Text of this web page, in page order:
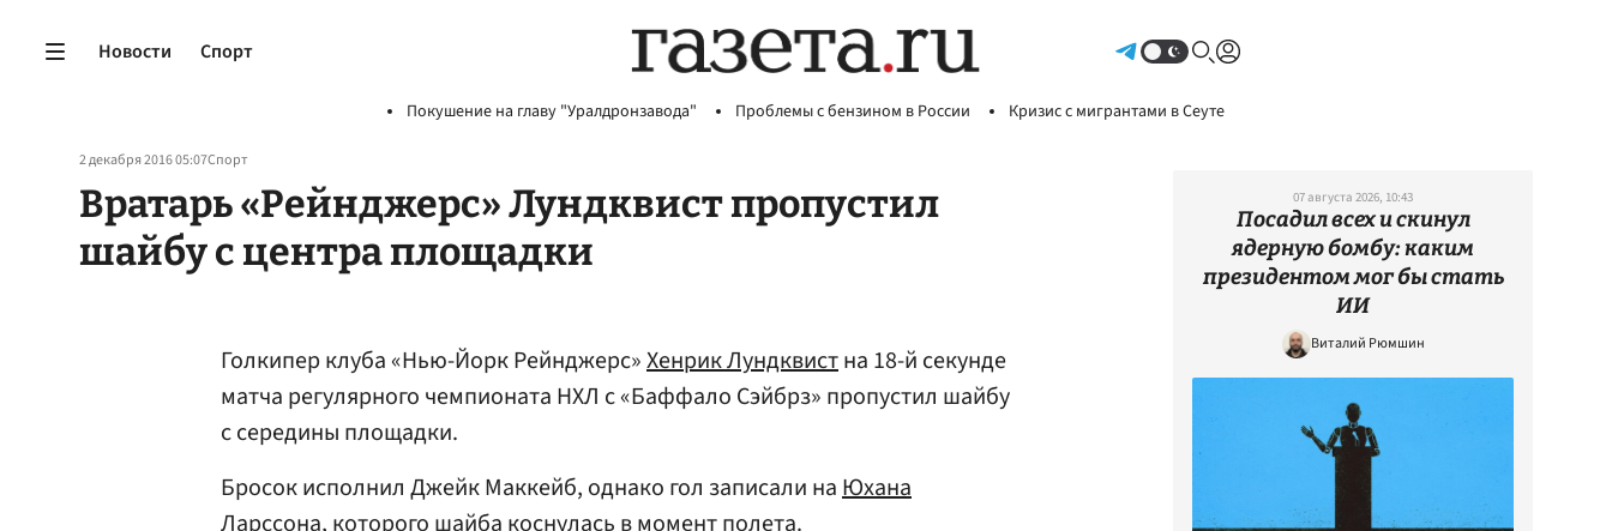
Новости Спорт
Покушение на главу "Уралдронзавода" Проблемы с бензином в России Кризис с мигрантами в Сеуте
2 декабря 2016 05:07Спорт
Вратарь «Рейнджерс» Лундквист пропустил
шайбу с центра площадки
Голкипер клуба «Нью-Йорк Рейнджерс»Хенрик Лундквистна 18-й секунде
матча регулярного чемпионата НХЛ с «Баффало Сэйбрз» пропустил шайбу
с середины площадки.
Бросок исполнил Джейк Маккейб, однако гол записали наЮхана
Ларссона, которого шайба коснулась в момент полета.
07 августа 2026, 10:43
Посадил всех и скинул
ядерную бомбу: каким
президентом мог бы стать
ИИ
Виталий Рюмшин